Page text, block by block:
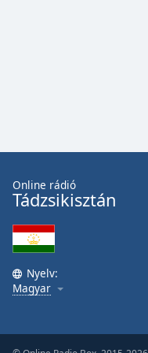
window.
dialog
window.
Escape
will
and
Online rádió
Tádzsikisztán
Nyelv:
Magyar